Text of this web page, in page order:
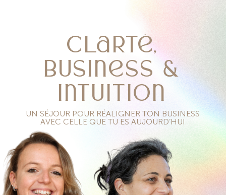
clarté,
business &
intuition
UN SÉJOUR POUR RÉALIGNER TON BUSINESS
AVEC CELLE QUE TU ES AUJOURD’HUI